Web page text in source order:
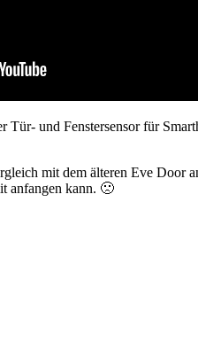
und Fenstersensor für
mit dem älteren Eve Door
anfangen kann. 🙁